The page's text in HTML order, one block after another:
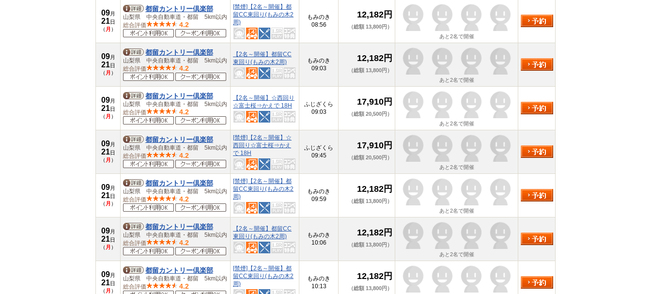
和歌山県
中国
鳥取県
島根県
岡山県
広島県
山口県
四国
徳島県
香川県
愛媛県
高知県
九州・沖縄
福岡県
佐賀県
長崎県
熊本県
大分県
宮崎県
鹿児島県
沖縄県
09月
21日
（ 月 ）
都留カントリー倶楽部
山梨県 中央自動車道・都留 5km以内
総合評価
4.2
[禁煙]【2名～開催】都
留CC東回り(もみの木2
周)
もみのき
08:56
12,182円
（総額 13,800円）
あと2名で開催
09月
21日
（ 月 ）
都留カントリー倶楽部
山梨県 中央自動車道・都留 5km以内
総合評価
4.2
【2名～開催】都留CC
東回り(もみの木2周)
もみのき
09:03
12,182円
（総額 13,800円）
あと2名で開催
09月
21日
（ 月 ）
都留カントリー倶楽部
山梨県 中央自動車道・都留 5km以内
総合評価
4.2
【2名～開催】☆西回り
☆富士桜⇒かえで 18H
ふじざくら
09:03
17,910円
（総額 20,500円）
あと2名で開催
09月
21日
（ 月 ）
都留カントリー倶楽部
山梨県 中央自動車道・都留 5km以内
総合評価
4.2
[禁煙]【2名～開催】☆
西回り☆富士桜⇒かえ
で 18H
ふじざくら
09:45
17,910円
（総額 20,500円）
あと2名で開催
09月
21日
（ 月 ）
都留カントリー倶楽部
山梨県 中央自動車道・都留 5km以内
総合評価
4.2
[禁煙]【2名～開催】都
留CC東回り(もみの木2
周)
もみのき
09:59
12,182円
（総額 13,800円）
あと2名で開催
09月
21日
（ 月 ）
都留カントリー倶楽部
山梨県 中央自動車道・都留 5km以内
総合評価
4.2
【2名～開催】都留CC
東回り(もみの木2周)
もみのき
10:06
12,182円
（総額 13,800円）
あと2名で開催
09月
21日
（ 月 ）
都留カントリー倶楽部
山梨県 中央自動車道・都留 5km以内
総合評価
4.2
[禁煙]【2名～開催】都
留CC東回り(もみの木2
周)
もみのき
10:13
12,182円
（総額 13,800円）